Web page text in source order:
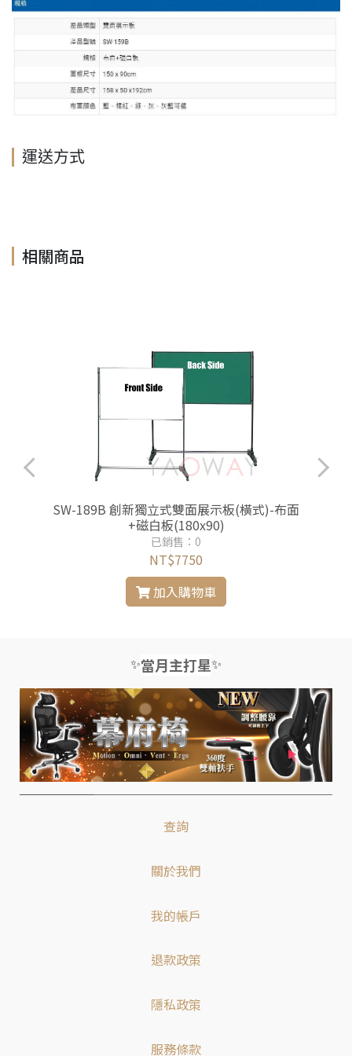
運送方式
相關商品
SW-189B 創新獨立式雙面展示板(橫式)-布面
+磁白板(180x90)
已銷售：0
NT$7750
加入購物車
✨當月主打星✨
查詢
關於我們
我的帳戶
退款政策
隱私政策
服務條款